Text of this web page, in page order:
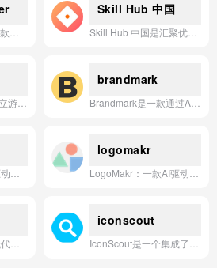
Skill Hub 中国
brandmark
logomakr
iconscout